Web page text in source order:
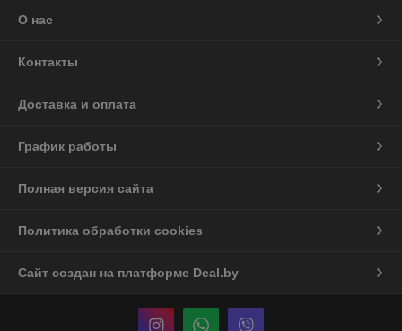
О нас
Контакты
Доставка и оплата
График работы
Полная версия сайта
Политика обработки cookies
Сайт создан на платформе Deal.by